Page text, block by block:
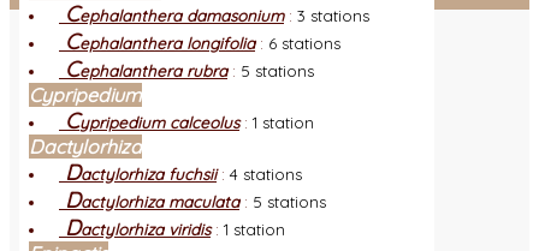
Cephalanthera damasonium: 3 stations
Cephalanthera longifolia: 6 stations
Cephalanthera rubra: 5 stations
Cypripedium
Cypripedium calceolus: 1 station
Dactylorhiza
Dactylorhiza fuchsii: 4 stations
Dactylorhiza maculata: 5 stations
Dactylorhiza viridis: 1 station